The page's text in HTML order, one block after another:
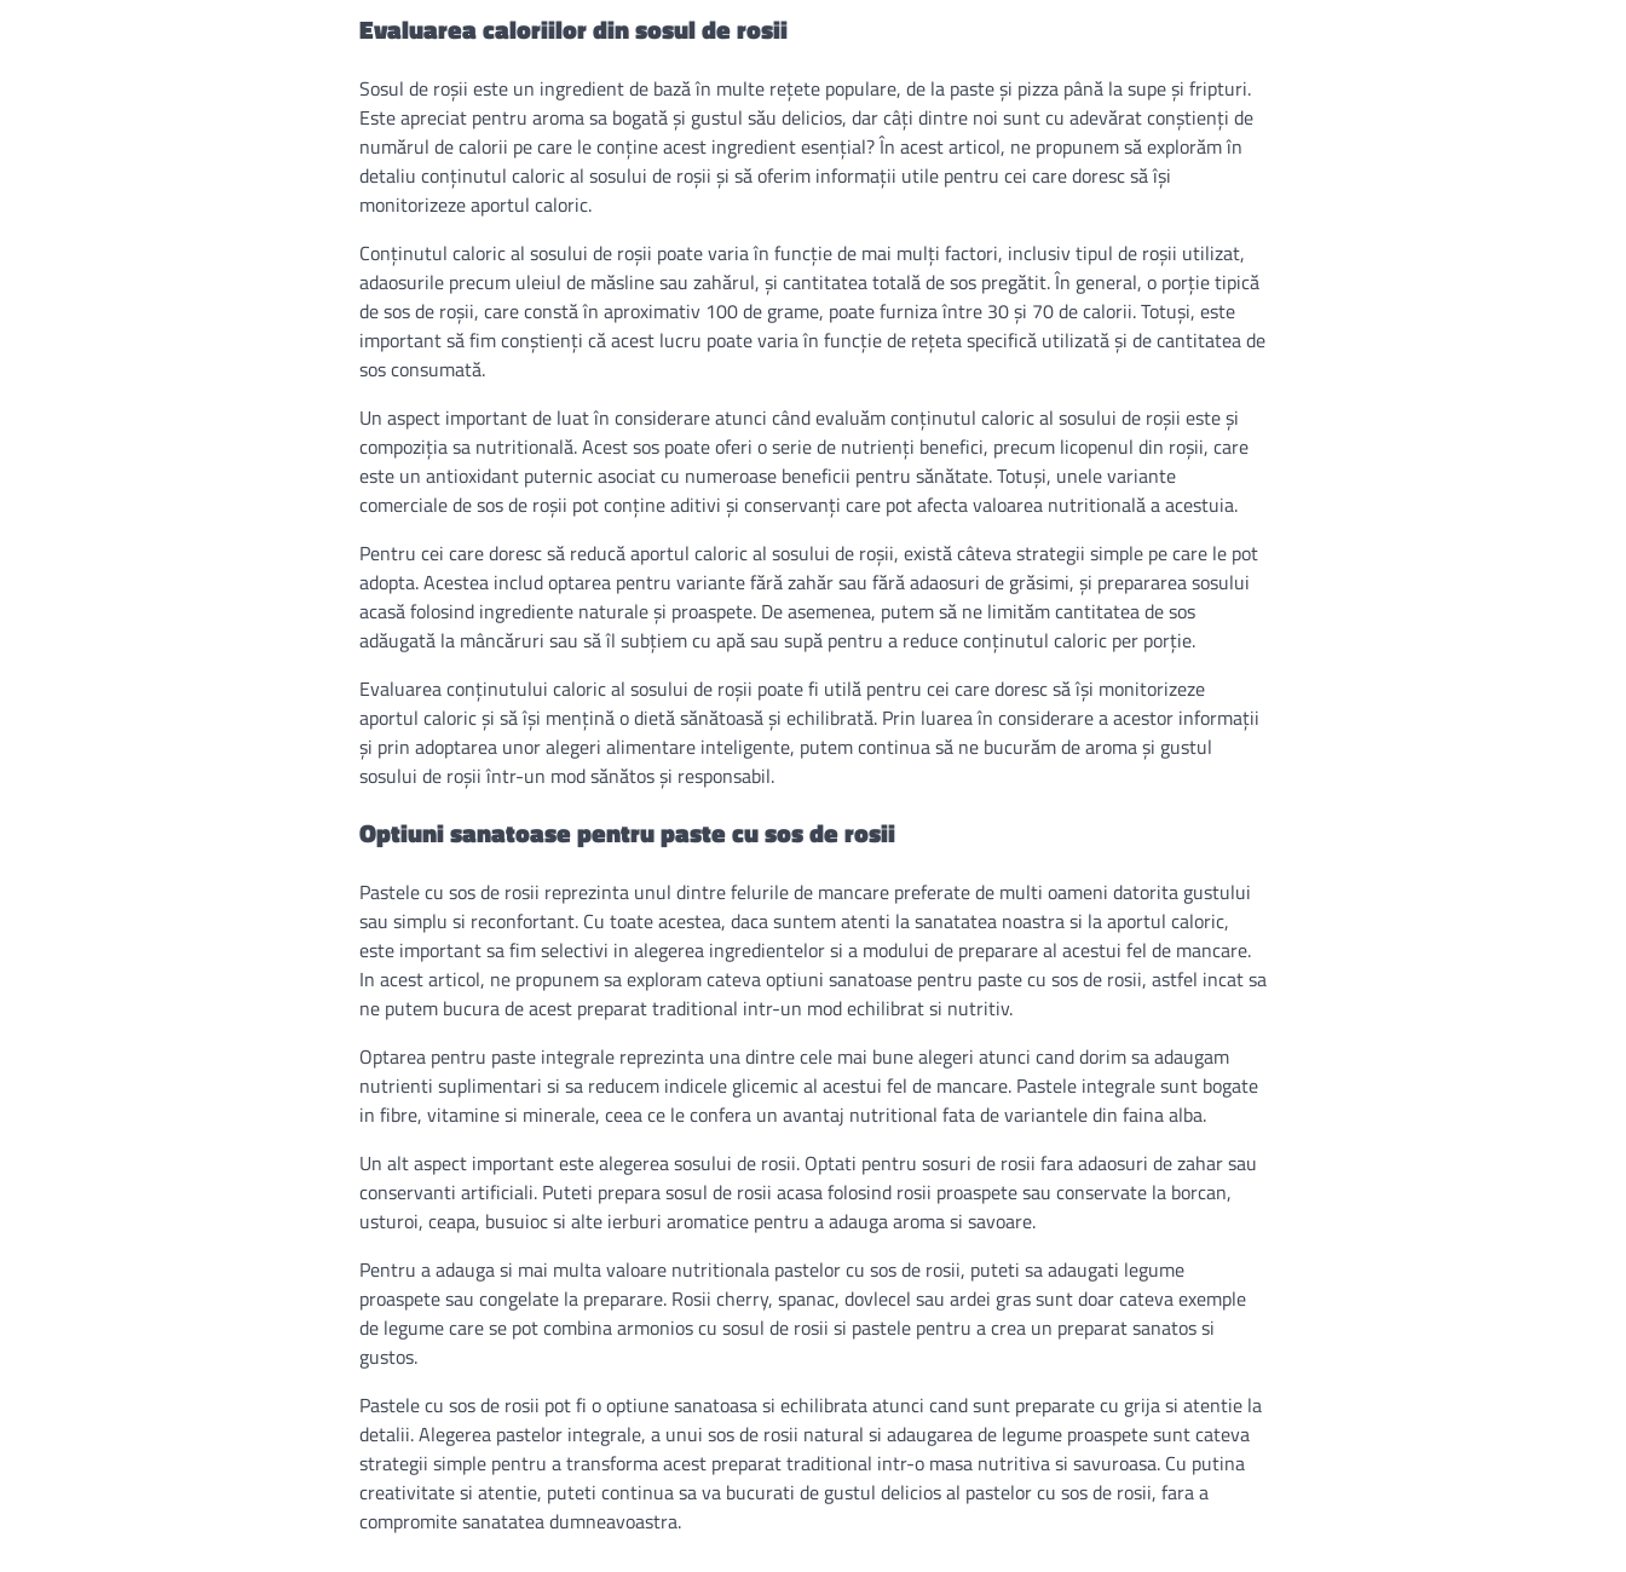
Evaluarea caloriilor din sosul de rosii
Sosul de roșii este un ingredient de bază în multe rețete populare, de la paste și pizza până la supe și fripturi.
Este apreciat pentru aroma sa bogată și gustul său delicios, dar câți dintre noi sunt cu adevărat conștienți de
numărul de calorii pe care le conține acest ingredient esențial? În acest articol, ne propunem să explorăm în
detaliu conținutul caloric al sosului de roșii și să oferim informații utile pentru cei care doresc să își
monitorizeze aportul caloric.
Conținutul caloric al sosului de roșii poate varia în funcție de mai mulți factori, inclusiv tipul de roșii utilizat,
adaosurile precum uleiul de măsline sau zahărul, și cantitatea totală de sos pregătit. În general, o porție tipică
de sos de roșii, care constă în aproximativ 100 de grame, poate furniza între 30 și 70 de calorii. Totuși, este
important să fim conștienți că acest lucru poate varia în funcție de rețeta specifică utilizată și de cantitatea de
sos consumată.
Un aspect important de luat în considerare atunci când evaluăm conținutul caloric al sosului de roșii este și
compoziția sa nutritională. Acest sos poate oferi o serie de nutrienți benefici, precum licopenul din roșii, care
este un antioxidant puternic asociat cu numeroase beneficii pentru sănătate. Totuși, unele variante
comerciale de sos de roșii pot conține aditivi și conservanți care pot afecta valoarea nutritională a acestuia.
Pentru cei care doresc să reducă aportul caloric al sosului de roșii, există câteva strategii simple pe care le pot
adopta. Acestea includ optarea pentru variante fără zahăr sau fără adaosuri de grăsimi, și prepararea sosului
acasă folosind ingrediente naturale și proaspete. De asemenea, putem să ne limităm cantitatea de sos
adăugată la mâncăruri sau să îl subțiem cu apă sau supă pentru a reduce conținutul caloric per porție.
Evaluarea conținutului caloric al sosului de roșii poate fi utilă pentru cei care doresc să își monitorizeze
aportul caloric și să își mențină o dietă sănătoasă și echilibrată. Prin luarea în considerare a acestor informații
și prin adoptarea unor alegeri alimentare inteligente, putem continua să ne bucurăm de aroma și gustul
sosului de roșii într-un mod sănătos și responsabil.
Optiuni sanatoase pentru paste cu sos de rosii
Pastele cu sos de rosii reprezinta unul dintre felurile de mancare preferate de multi oameni datorita gustului
sau simplu si reconfortant. Cu toate acestea, daca suntem atenti la sanatatea noastra si la aportul caloric,
este important sa fim selectivi in alegerea ingredientelor si a modului de preparare al acestui fel de mancare.
In acest articol, ne propunem sa exploram cateva optiuni sanatoase pentru paste cu sos de rosii, astfel incat sa
ne putem bucura de acest preparat traditional intr-un mod echilibrat si nutritiv.
Optarea pentru paste integrale reprezinta una dintre cele mai bune alegeri atunci cand dorim sa adaugam
nutrienti suplimentari si sa reducem indicele glicemic al acestui fel de mancare. Pastele integrale sunt bogate
in fibre, vitamine si minerale, ceea ce le confera un avantaj nutritional fata de variantele din faina alba.
Un alt aspect important este alegerea sosului de rosii. Optati pentru sosuri de rosii fara adaosuri de zahar sau
conservanti artificiali. Puteti prepara sosul de rosii acasa folosind rosii proaspete sau conservate la borcan,
usturoi, ceapa, busuioc si alte ierburi aromatice pentru a adauga aroma si savoare.
Pentru a adauga si mai multa valoare nutritionala pastelor cu sos de rosii, puteti sa adaugati legume
proaspete sau congelate la preparare. Rosii cherry, spanac, dovlecel sau ardei gras sunt doar cateva exemple
de legume care se pot combina armonios cu sosul de rosii si pastele pentru a crea un preparat sanatos si
gustos.
Pastele cu sos de rosii pot fi o optiune sanatoasa si echilibrata atunci cand sunt preparate cu grija si atentie la
detalii. Alegerea pastelor integrale, a unui sos de rosii natural si adaugarea de legume proaspete sunt cateva
strategii simple pentru a transforma acest preparat traditional intr-o masa nutritiva si savuroasa. Cu putina
creativitate si atentie, puteti continua sa va bucurati de gustul delicios al pastelor cu sos de rosii, fara a
compromite sanatatea dumneavoastra.